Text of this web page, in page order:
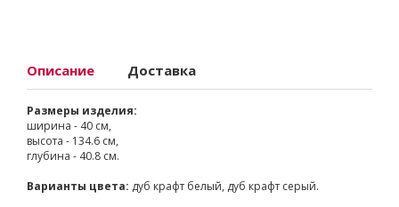
Описание Доставка
Размеры изделия:
ширина - 40 см,
высота - 134.6 см,
глубина - 40.8 см.
Варианты цвета: дуб крафт белый, дуб крафт серый.